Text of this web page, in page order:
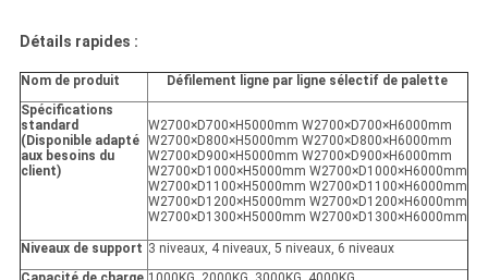
Détails rapides :
Nom de produit
Défilement ligne par ligne sélectif de palette
Spécifications
standard
(Disponible adapté
aux besoins du
client)
W2700×D700×H5000mm W2700×D700×H6000mm
W2700×D800×H5000mm W2700×D800×H6000mm
W2700×D900×H5000mm W2700×D900×H6000mm
W2700×D1000×H5000mm W2700×D1000×H6000mm
W2700×D1100×H5000mm W2700×D1100×H6000mm
W2700×D1200×H5000mm W2700×D1200×H6000mm
W2700×D1300×H5000mm W2700×D1300×H6000mm
Niveaux de support 3 niveaux, 4 niveaux, 5 niveaux, 6 niveaux